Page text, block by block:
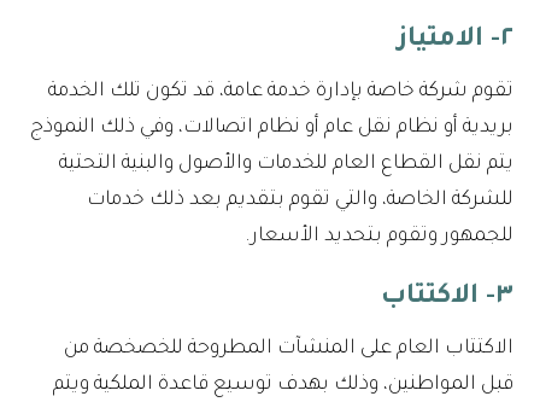
٢- الامتياز
تقوم شركة خاصة بإدارة خدمة عامة، قد تكون تلك الخدمة
بريدية أو نظام نقل عام أو نظام اتصالات، وفي ذلك النموذج
يتم نقل القطاع العام للخدمات والأصول والبنية التحتية
للشركة الخاصة، والتي تقوم بتقديم بعد ذلك خدمات
للجمهور وتقوم بتحديد الأسعار.
٣- الاكتتاب
الاكتتاب العام على المنشآت المطروحة للخصخصة من
قبل المواطنين، وذلك بهدف توسيع قاعدة الملكية ويتم